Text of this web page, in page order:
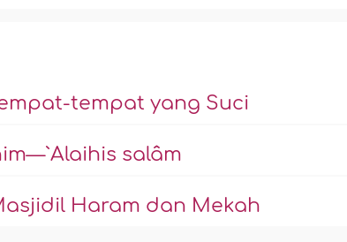
tempat yang Suci
salâm
Haram dan Mekah